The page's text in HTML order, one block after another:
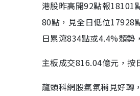
港股昨高開92點報18101
80點，見全日低位17928
日累瀉834點或4.4%頹勢
主板成交816.04億元，按
龍頭科網股氣氛稍見好轉